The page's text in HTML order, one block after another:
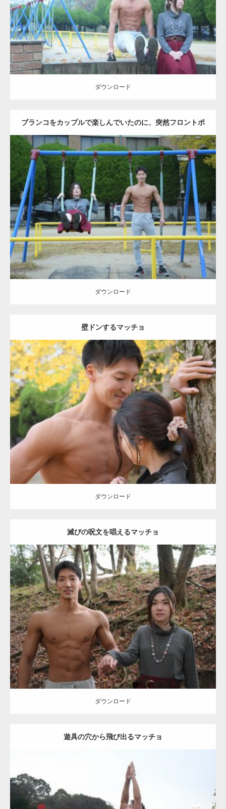
ダウンロード
ダウンロード
ブランコをカップルで楽しんでいたのに、突然フロントポ
ーズをするマッチョ
Update: 2021.07.6
Category:公園のマッチョ その他 AKIHITO(細マッチョ) 腹筋 大胸筋
ダウンロード
ダウンロード
壁ドンするマッチョ
Update: 2021.07.8
Category:公園のマッチョ その他 AKIHITO(細マッチョ) 腹筋 大胸筋
肩
ダウンロード
滅びの呪文を唱えるマッチョ
Update:2021.07.8
Category:公園のマッチョ その他 AKIHITO(細マッチョ) 大胸筋 腹筋
ダウンロード
ダウンロード
遊具の穴から飛び出るマッチョ
Update: 2021.07.9